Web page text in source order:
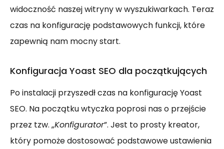
widoczność naszej witryny w wyszukiwarkach. Teraz
czas na konfigurację podstawowych funkcji, które
zapewnią nam mocny start.
Konfiguracja Yoast SEO dla początkujących
Po instalacji przyszedł czas na konfigurację Yoast
SEO. Na początku wtyczka poprosi nas o przejście
przez tzw. „Konfigurator”. Jest to prosty kreator,
który pomoże dostosować podstawowe ustawienia